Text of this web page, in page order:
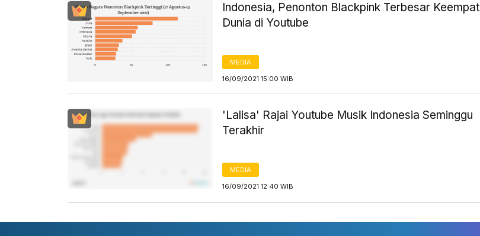
Indonesia, Penonton Blackpink Terbesar Keempat
Dunia di Youtube
MEDIA
16/09/2021 15:00 WIB
'Lalisa' Rajai Youtube Musik Indonesia Seminggu
Terakhir
MEDIA
16/09/2021 12:40 WIB